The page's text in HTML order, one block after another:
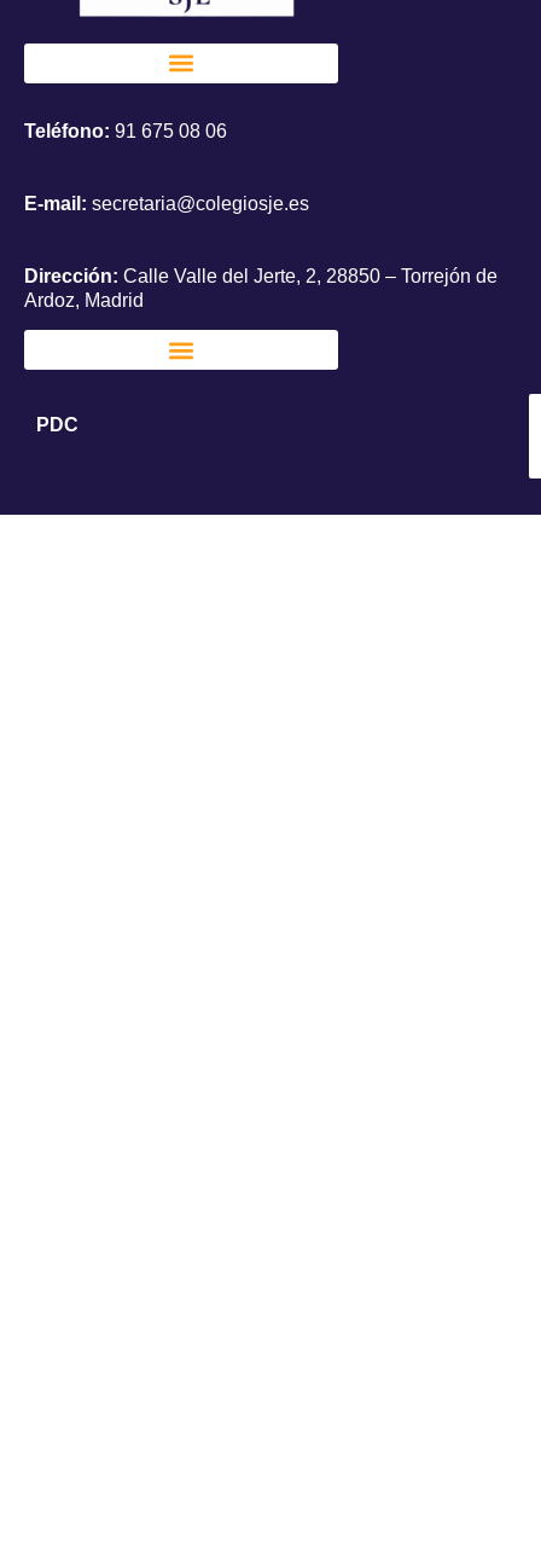
Teléfono: 91 675 08 06
E-mail: secretaria@colegiosje.es
Dirección: Calle Valle del Jerte, 2, 28850 – Torrejón de
Ardoz, Madrid
PDC